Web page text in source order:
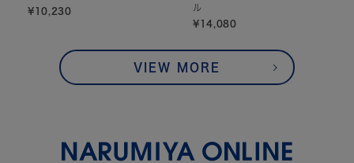
¥10,230
ル
¥14,080
VIEW MORE